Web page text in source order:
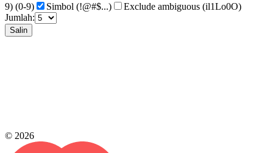
9) (0-9)
Simbol (!@#$...)
Exclude ambiguous (il1Lo0O)
Jumlah:
Salin
© 2026